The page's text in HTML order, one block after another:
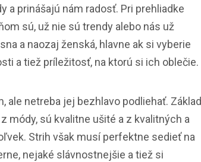
a prinášajú nám radosť. Pri prehliadke
sú, už nie sú trendy alebo nás už
a naozaj ženská, hlavne ak si vyberie
a tiež príležitosť, na ktorú si ich oblečie.
ale netreba jej bezhlavo podliehať. Základ
módy, sú kvalitne ušité a z kvalitných a
Strih však musí perfektne sedieť na
nejaké slávnostnejšie a tiež si